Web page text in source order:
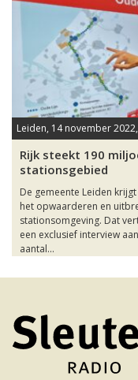
Leiden, 14 november
Rijk steekt 190
stationsgebied
De gemeente Leiden
het opwaarderen en
stationsomgeving. Dat
een exclusief interview
aantal...